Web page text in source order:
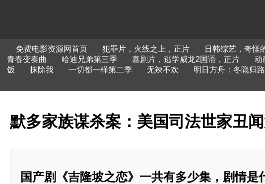
免费电影资源网首页 犯罪片，火线之上，正片 日韩综艺，奇怪
青春变奏曲
哈迪兄弟第三季 喜剧片，逃学威龙2国语，正片 动
饭
抹除我 一切都一样第二季 无辣不欢 明日方舟：冬隐归路
默多家族谋杀案：美国司法世家丑
国产剧《吉隆坡之恋》一共有多少集，剧情是